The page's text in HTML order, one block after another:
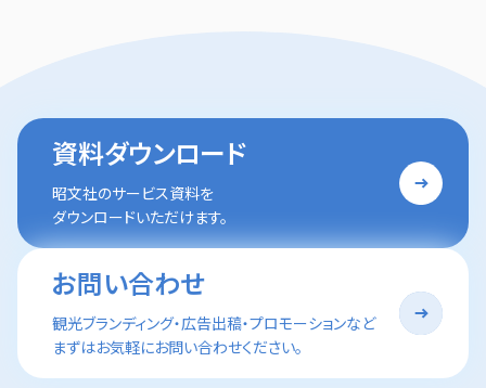
資料ダウンロード
昭文社のサービス資料を
ダウンロードいただけます。
お問い合わせ
観光ブランディング・広告出稿・プロモーションなど
まずはお気軽にお問い合わせください。